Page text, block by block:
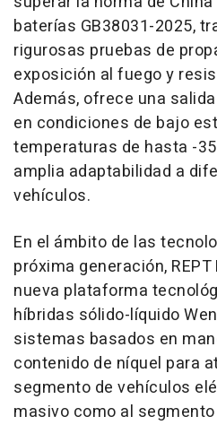
baterías GB38031-2025,
rigurosas pruebas de
exposición al fuego y
Además, ofrece una
en condiciones de bajo
temperaturas de hasta -
amplia adaptabilidad a
vehículos.
En el ámbito de las
próxima generación,
nueva plataforma
híbridas sólido-líquido
sistemas basados en
contenido de níquel para
segmento de vehículos
masivo como al